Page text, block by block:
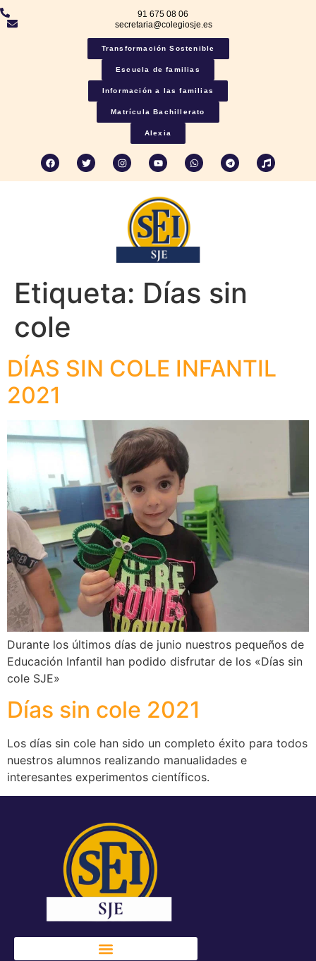
91 675 08 06
secretaria@colegiosje.es
Transformación Sostenible
Escuela de familias
Información a las familias
Matrícula Bachillerato
Alexia
Etiqueta: Días sin
cole
DÍAS SIN COLE INFANTIL
2021
Durante los últimos días de junio nuestros pequeños de
Educación Infantil han podido disfrutar de los «Días sin
cole SJE»
Días sin cole 2021
Los días sin cole han sido un completo éxito para todos
nuestros alumnos realizando manualidades e
interesantes experimentos científicos.